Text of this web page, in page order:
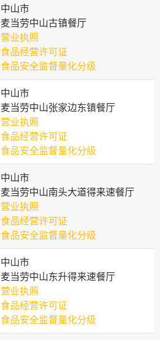
中山市
麦当劳中山古镇餐厅
营业执照
食品经营许可证
食品安全监督量化分级
中山市
麦当劳中山张家边东镇餐厅
营业执照
食品经营许可证
食品安全监督量化分级
中山市
麦当劳中山南头大道得来速餐厅
营业执照
食品经营许可证
食品安全监督量化分级
中山市
麦当劳中山东升得来速餐厅
营业执照
食品经营许可证
食品安全监督量化分级